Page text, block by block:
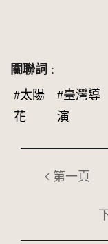
關聯詞 :
#太陽
花
#臺灣導
演
第一頁